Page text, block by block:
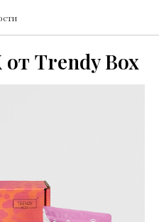
от Trendy Box